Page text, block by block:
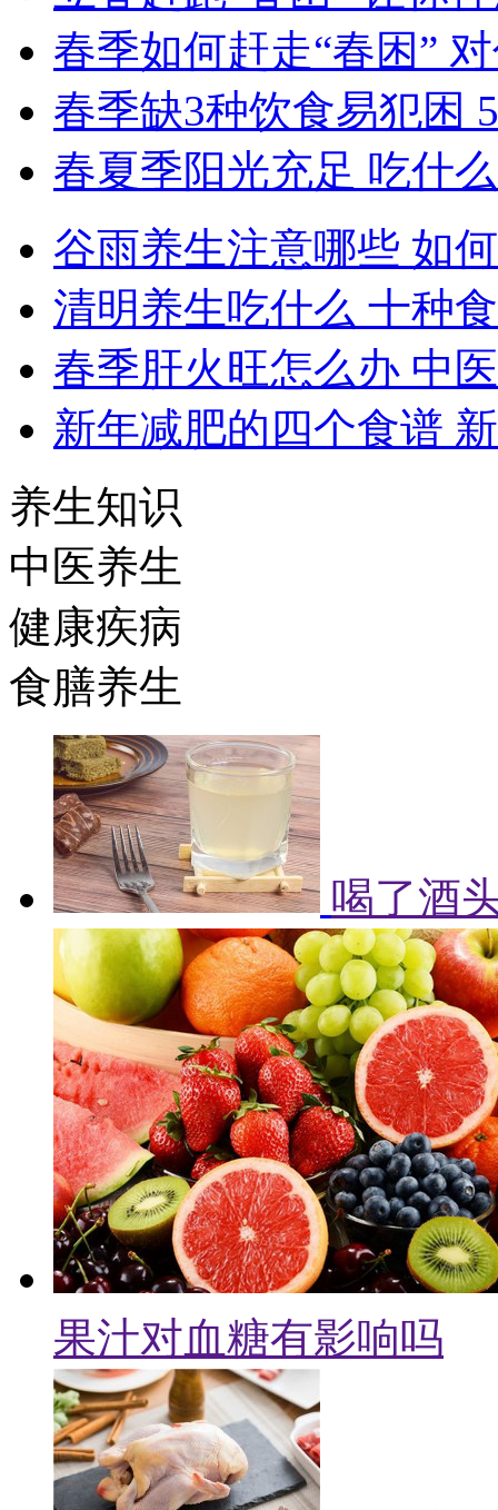
春季如何赶走“春困”
春季缺3种饮食易犯困
春夏季阳光充足 吃什
谷雨养生注意哪些 如
清明养生吃什么 十种
春季肝火旺怎么办 中
新年减肥的四个食谱
养生知识
中医养生
健康疾病
食膳养生
喝了酒
果汁对血糖有影响吗